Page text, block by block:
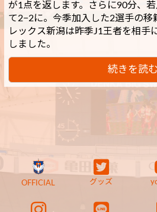
が1点を返します。さらに90分、
て2−2に。今季加入した2選手の移
レックス新潟は昨季J1王者を相手
しました。
続きを読む
OFFICIAL グッズ